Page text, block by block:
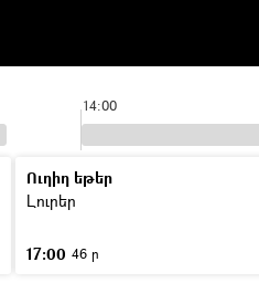
14:00
Ուղիղ եթեր
Լուրեր
17:00 46 ր